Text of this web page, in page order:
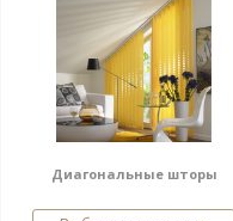
Диагональные шторы